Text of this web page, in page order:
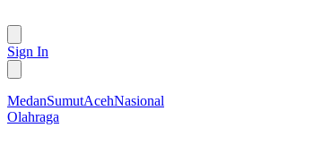
Sign In
MedanSumutAcehNasional
Olahraga